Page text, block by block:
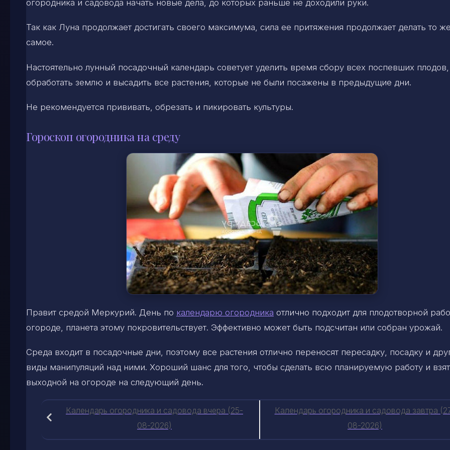
огородника и садовода начать новые дела, до которых раньше не доходили руки.
Так как Луна продолжает достигать своего максимума, сила ее притяжения продолжает делать то
самое.
Настоятельно лунный посадочный календарь советует уделить время сбору всех поспевших плодов,
обработать землю и высадить все растения, которые не были посажены в предыдущие дни.
Не рекомендуется прививать, обрезать и пикировать культуры.
Гороскоп огородника на среду
Правит средой Меркурий. День по календарю огородника отлично подходит для плодотворной
огороде, планета этому покровительствует. Эффективно может быть подсчитан или собран урожай.
Среда входит в посадочные дни, поэтому все растения отлично переносят пересадку, посадку и
виды манипуляций над ними. Хороший шанс для того, чтобы сделать всю планируемую работу и
выходной на огороде на следующий день.
Календарь огородника и садовода завтра
08-2026)
Календарь огородника и садовода вчера (25-
08-2026)